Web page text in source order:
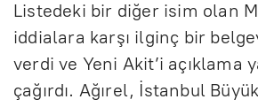
Listedeki bir diğer isim olan
iddialara karşı ilginç bir
verdi ve Yeni Akit’i açıklama
çağırdı. Ağırel, İstanbul